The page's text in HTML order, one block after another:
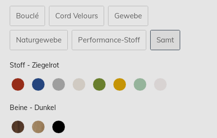
Bouclé Cord Velours Gewebe
Naturgewebe Performance-Stoff Samt
Stoff
Stoff - Ziegelrot
Beine - DunkelBeine